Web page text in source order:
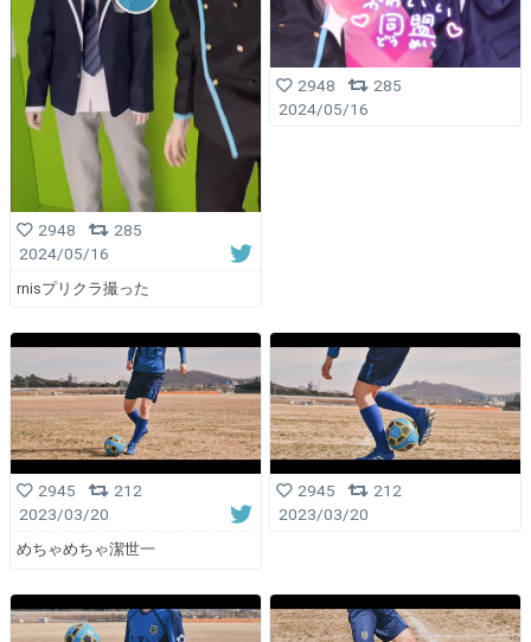
2948
285
2024/05/16
rnisプリクラ撮った
2948
285
2024/05/16
2945
212
2023/03/20
めちゃめちゃ潔世一
2945
212
2023/03/20